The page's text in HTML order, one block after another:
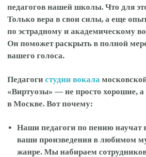
педагогов нашей школы. Что для
Только вера в свои силы, а еще
по эстрадному и академическому
Он поможет раскрыть в полной
вашего голоса.
Педагоги студии вокала
«Виртуозы» — не просто хорошие,
в Москве. Вот почему:
Наши педагоги по пению научат
ваши произведения в любимом
жанре. Мы набираем